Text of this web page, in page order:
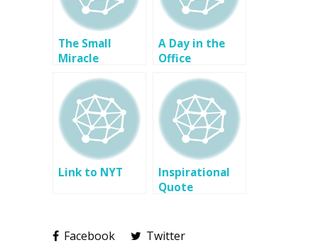
The Small
Miracle
A Day in the
Office
Link to NYT
Inspirational
Quote
Facebook
Twitter